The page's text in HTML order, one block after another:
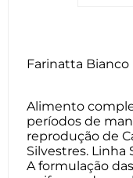
Farinatta Bianco
Alimento
períodos de
reprodução de
Silvestres.
A formulação